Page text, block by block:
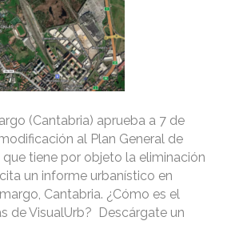
(Cantabria) aprueba a 7 de
al Plan General de
que tiene por objeto la eliminación
un informe urbanístico en
Cantabria. ¿Cómo es el
de VisualUrb? Descárgate un